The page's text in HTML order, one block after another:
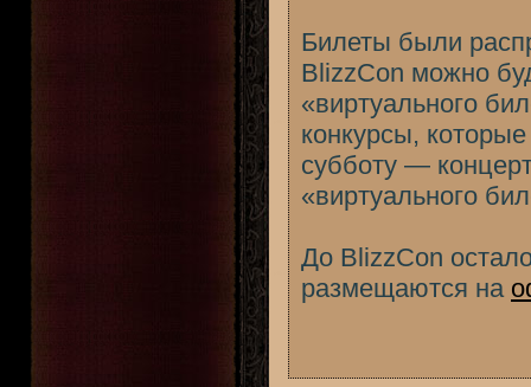
Билеты были
BlizzCon можно
«виртуального
конкурсы,
субботу —
«виртуального
До BlizzCon
размещаются на